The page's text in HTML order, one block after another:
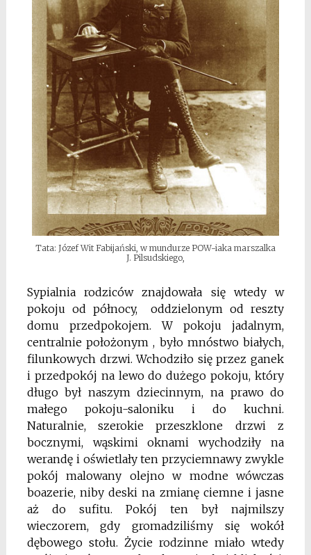
Tata: Józef Wit Fabijański, w mundurze POW-iaka marszalka
J. Pilsudskiego,
Sypialnia rodziców znajdowała się wtedy w
pokoju od północy, oddzielonym od reszty
domu przedpokojem. W pokoju jadalnym,
centralnie położonym , było mnóstwo białych,
filunkowych drzwi. Wchodziło się przez ganek
i przedpokój na lewo do dużego pokoju, który
długo był naszym dziecinnym, na prawo do
małego pokoju-saloniku i do kuchni.
Naturalnie, szerokie przeszklone drzwi z
bocznymi, wąskimi oknami wychodziły na
werandę i oświetlały ten przyciemnawy zwykle
pokój malowany olejno w modne wówczas
boazerie, niby deski na zmianę ciemne i jasne
aż do sufitu. Pokój ten był najmilszy
wieczorem, gdy gromadziliśmy się wokół
dębowego stołu. Życie rodzinne miało wtedy